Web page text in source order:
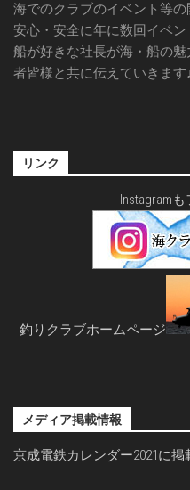
海でのクラブのイベント等の
安心・安全に年に数回イベ
船が好きな社長が海・船の
者皆様と共に伝えていきます
リンク
Instagram
釣りクラブホームページ
メディア掲載情報
京成電鉄カレンダー2021に掲